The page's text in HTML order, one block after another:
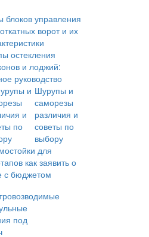
блоков управления
ворот и их
остекления
и лоджий:
руководство
Шурупы и
саморезы
различия и
советы по
выбору
для
как заявить о
с бюджетом